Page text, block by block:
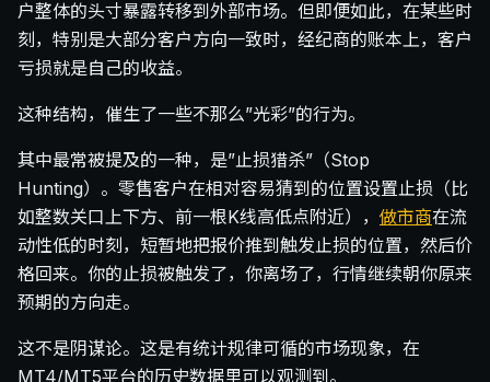
户整体的头寸暴露转移到外部市场。但即便如此，在某些时
刻，特别是大部分客户方向一致时，经纪商的账本上，客户
亏损就是自己的收益。
这种结构，催生了一些不那么”光彩”的行为。
其中最常被提及的一种，是”止损猎杀”（Stop
Hunting）。零售客户在相对容易猜到的位置设置止损（比
如整数关口上下方、前一根K线高低点附近）， 做市商在流
动性低的时刻，短暂地把报价推到触发止损的位置，然后价
格回来。你的止损被触发了，你离场了，行情继续朝你原来
预期的方向走。
这不是阴谋论。这是有统计规律可循的市场现象，在
MT4/MT5平台的历史数据里可以观测到。